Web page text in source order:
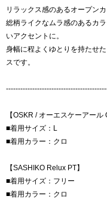
リラックス感のあるオープン
総柄ライクなムラ感のあるカ
いアクセントに。
身幅に程よくゆとりを持たせ
スです。
【OSKR / オーエスケーアー
■着用サイズ：L
■着用カラー：クロ
【SASHIKO Relux PT】
■着用サイズ：フリー
■着用カラー：クロ